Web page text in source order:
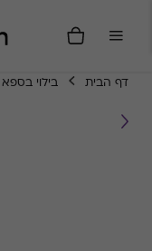
דף הבית בילוי בספא